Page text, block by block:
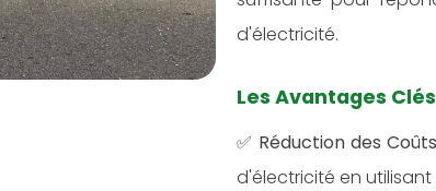
d'électricité.
Les Avantages
✅ Réduction des
d'électricité en